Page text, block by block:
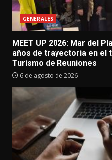
GENERALES
MEET UP 2026: Mar del
años de trayectoria en el
Turismo de Reuniones
6 de agosto de 2026